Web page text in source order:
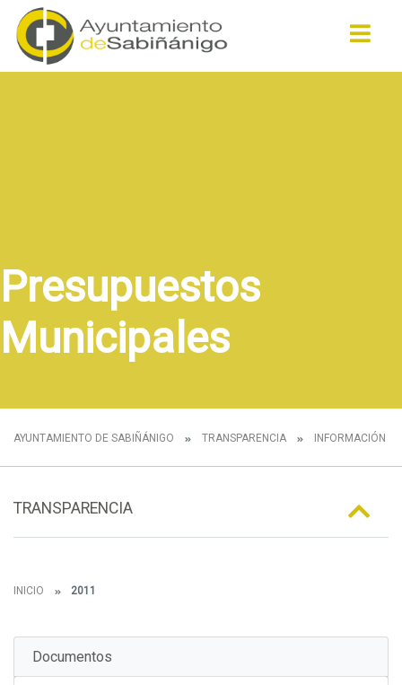
Presupuestos
Municipales
AYUNTAMIENTO DE SABIÑÁNIGO TRANSPARENCIA INFORMACIÓN
TRANSPARENCIA
INICIO 2011
Documentos